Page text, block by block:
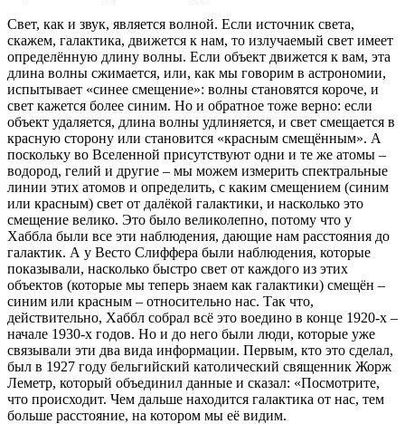
Свет, как и звук, является волной. Если источник света,
скажем, галактика, движется к нам, то излучаемый свет имеет
определённую длину волны. Если объект движется к вам, эта
длина волны сжимается, или, как мы говорим в астрономии,
испытывает «синее смещение»: волны становятся короче, и
свет кажется более синим. Но и обратное тоже верно: если
объект удаляется, длина волны удлиняется, и свет смещается в
красную сторону или становится «красным смещённым». А
поскольку во Вселенной присутствуют одни и те же атомы –
водород, гелий и другие – мы можем измерить спектральные
линии этих атомов и определить, с каким смещением (синим
или красным) свет от далёкой галактики, и насколько это
смещение велико. Это было великолепно, потому что у
Хаббла были все эти наблюдения, дающие нам расстояния до
галактик. А у Весто Слиффера были наблюдения, которые
показывали, насколько быстро свет от каждого из этих
объектов (которые мы теперь знаем как галактики) смещён –
синим или красным – относительно нас. Так что,
действительно, Хаббл собрал всё это воедино в конце 1920-х –
начале 1930-х годов. Но и до него были люди, которые уже
связывали эти два вида информации. Первым, кто это сделал,
был в 1927 году бельгийский католический священник Жорж
Леметр, который объединил данные и сказал: «Посмотрите,
что происходит. Чем дальше находится галактика от нас, тем
больше расстояние, на котором мы её видим.